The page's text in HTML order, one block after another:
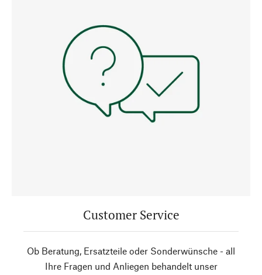
Customer Service
Ob Beratung, Ersatzteile oder Sonderwünsche - all
Ihre Fragen und Anliegen behandelt unser